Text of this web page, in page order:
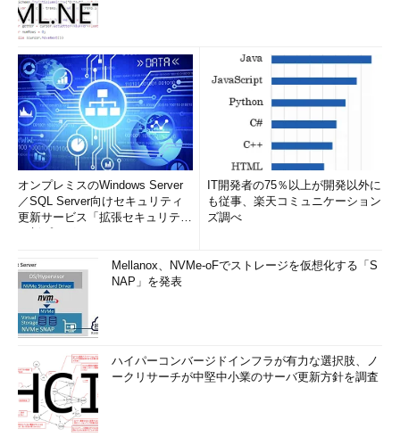
オンプレミスのWindows Server
／SQL Server向けセキュリティ
更新サービス「拡張セキュリティ
IT開発者の75％以上が開発以外に
も従事、楽天コミュニケーション
ズ調べ
Mellanox、NVMe-oFでストレージを仮想化する「S
NAP」を発表
ハイパーコンバージドインフラが有力な選択肢、ノ
ークリサーチが中堅中小業のサーバ更新方針を調査